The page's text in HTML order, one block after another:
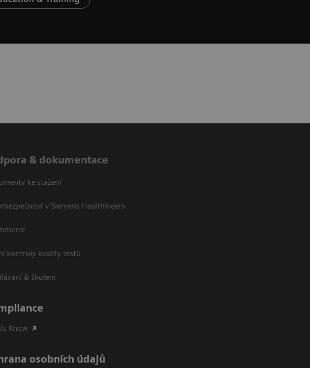
& dokumentace
ke stažení
v Siemens Healthineers
kontroly kvality testů
& školení
Know
osobních údajů